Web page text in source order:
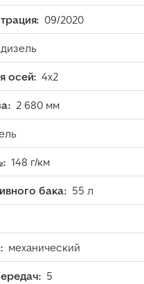
09/2020
дизель
осей: 4x2
2 680 мм
148 г/км
бака: 55 л
механический
5